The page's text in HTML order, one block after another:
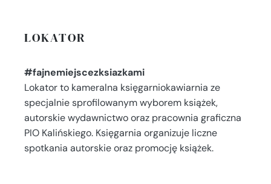
LOKATOR
#fajnemiejscezksiazkami
Lokator to kameralna księgarniokawiarnia ze
specjalnie sprofilowanym wyborem książek,
autorskie wydawnictwo oraz pracownia graficzna
PIO Kalińskiego. Księgarnia organizuje liczne
spotkania autorskie oraz promocję książek.